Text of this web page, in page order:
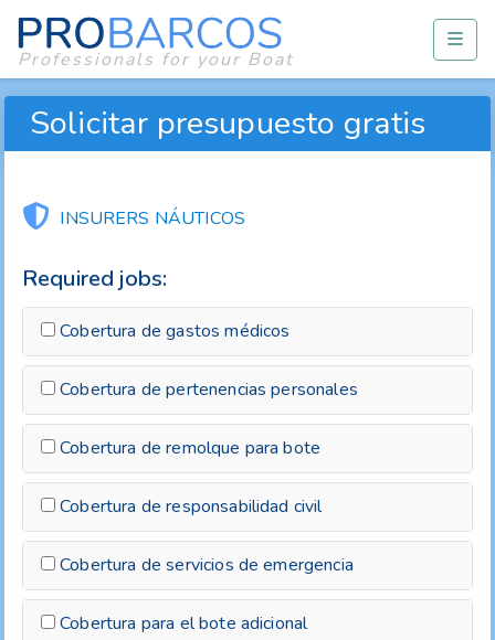
Professionals for your Boat
Solicitar presupuesto gratis
INSURERS NÁUTICOS
Required jobs:
Cobertura de gastos médicos
Cobertura de pertenencias personales
Cobertura de remolque para bote
Cobertura de responsabilidad civil
Cobertura de servicios de emergencia
Cobertura para el bote adicional